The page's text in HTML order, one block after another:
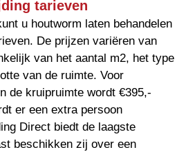
tarieven
u houtworm laten behandelen
De prijzen variëren van
van het aantal m2, het type
van de ruimte. Voor
de kruipruimte wordt €395,-
er een extra persoon
Direct biedt de laagste
beschikken zij over een